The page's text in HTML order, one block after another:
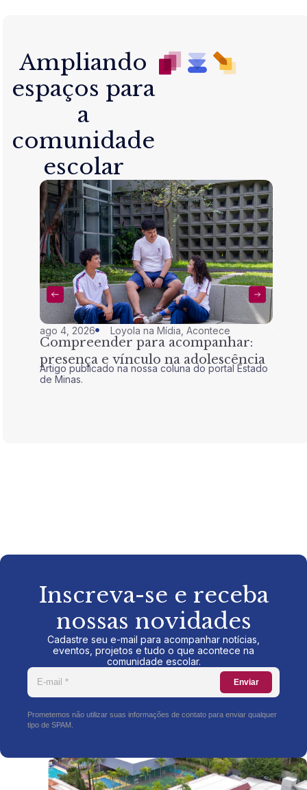
Ampliando
espaços para
a
comunidade
escolar
ago 4, 2026 Loyola na Mídia ,Acontece
Compreender para acompanhar:
presença e vínculo na adolescência
Artigo publicado na nossa coluna do portal Estado
de Minas.
Inscreva-se e receba
nossas novidades
Cadastre seu e-mail para acompanhar notícias,
eventos, projetos e tudo o que acontece na
comunidade escolar.
Enviar
Prometemos não utilizar suas informações de contato para enviar qualquer
tipo de SPAM.